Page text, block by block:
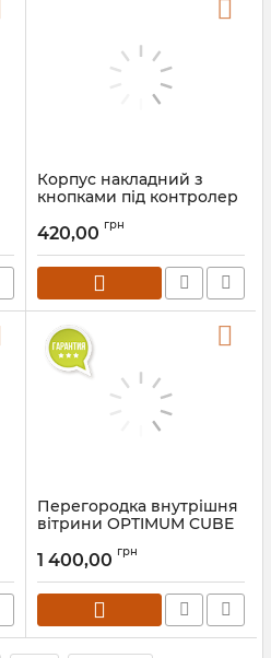
Корпус накладний з
кнопками під контролер
420,00 грн
Перегородка внутрішня
вітрини OPTIMUM CUBE
1 400,00 грн